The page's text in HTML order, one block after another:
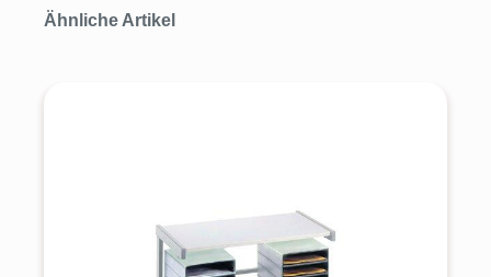
Produktgalerie überspringen
Ähnliche Artikel